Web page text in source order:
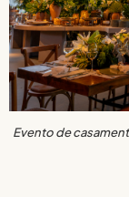
Evento de